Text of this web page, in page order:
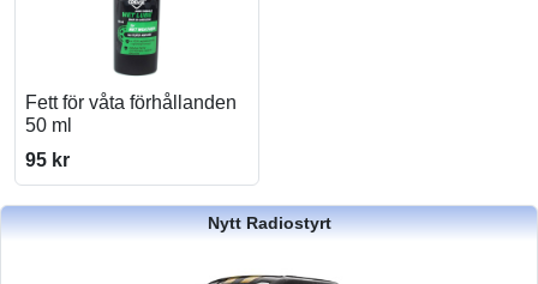
Fett för våta förhållanden
50 ml
95 kr
Nytt Radiostyrt